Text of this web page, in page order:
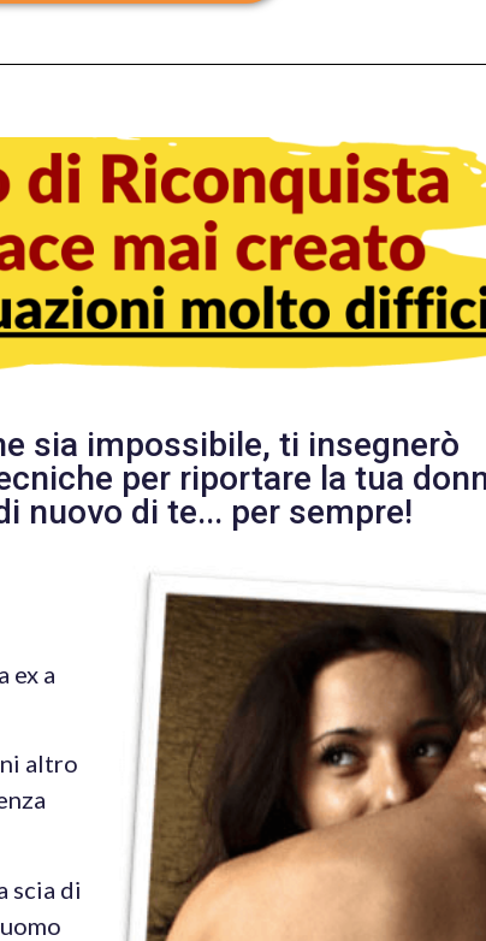
sia impossibile, ti insegnerò
per riportare la tua
nuovo di te... per sempre!
ex a
altro
scia di